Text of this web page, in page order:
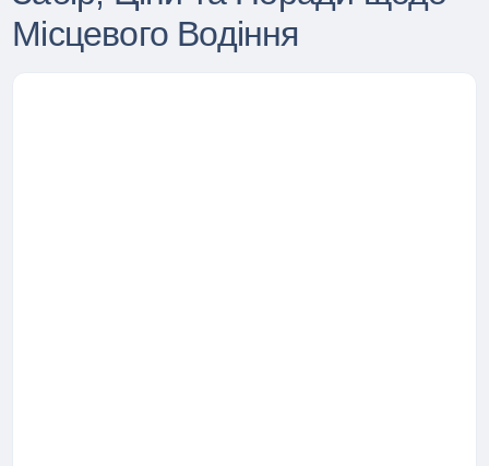
Місцевого Водіння